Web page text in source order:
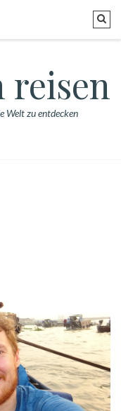
reisen
Welt zu entdecken